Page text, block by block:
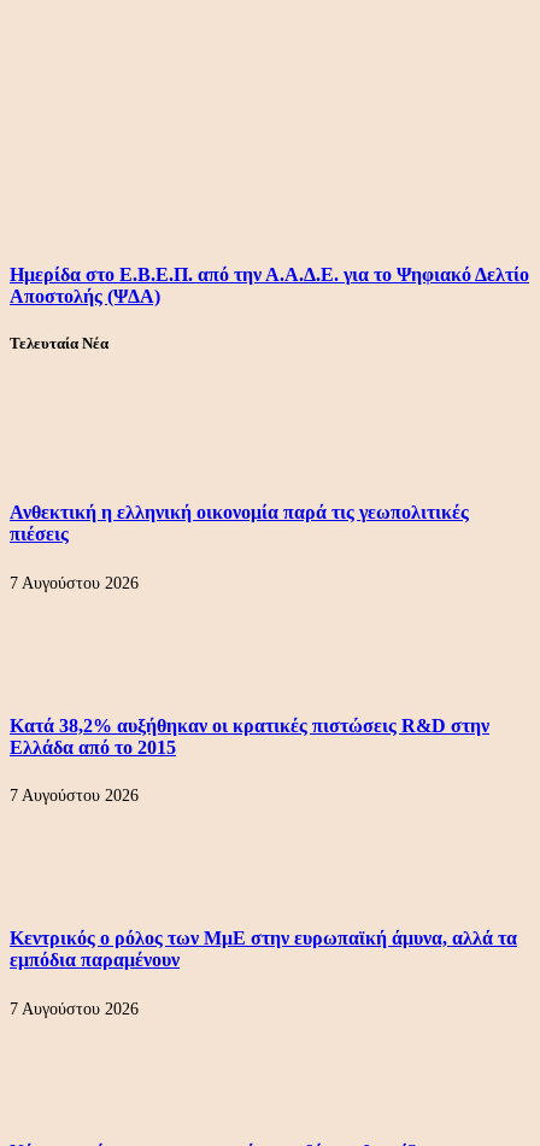
Ημερίδα στο Ε.Β.Ε.Π. από την Α.Α.Δ.Ε. για το Ψηφιακό Δελτίο
Αποστολής (ΨΔΑ)
Τελευταία Νέα
Ανθεκτική η ελληνική οικονομία παρά τις γεωπολιτικές
πιέσεις
7 Αυγούστου 2026
Κατά 38,2% αυξήθηκαν οι κρατικές πιστώσεις R&D στην
Ελλάδα από το 2015
7 Αυγούστου 2026
Κεντρικός ο ρόλος των ΜμΕ στην ευρωπαϊκή άμυνα, αλλά τα
εμπόδια παραμένουν
7 Αυγούστου 2026